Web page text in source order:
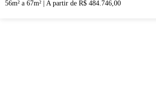
56m² a 67m²
A partir de R$ 484.746,00